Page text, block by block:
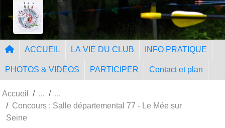
Tir à l'Arc Nangissien
ACCUEIL LA VIE DU CLUB INFO PRATIQUE
PHOTOS & VIDÉOS PARTICIPER Contact et plan
Accueil
Concours : Salle départemental 77 - Le Mée sur
Seine
Panneau de gestion des cookies